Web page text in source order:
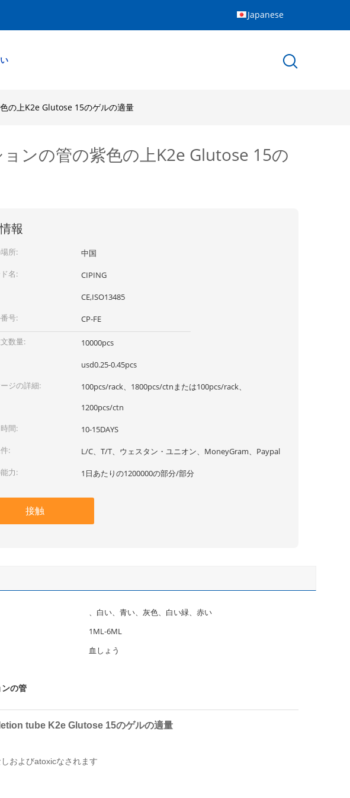
Japanese
の上K2e Glutose 15のゲルの適量
ンの管の紫色の上K2e Glutose 15の
報
所:
中国
名:
CIPING
CE,ISO13485
号:
CP-FE
数量:
10000pcs
usd0.25-0.45pcs
ジの詳細:
100pcs/rack、1800pcs/ctnまたは100pcs/rack、
1200pcs/ctn
間:
10-15DAYS
:
L/C、T/T、ウェスタン・ユニオン、MoneyGram、Paypal
力:
1日あたりの1200000の部分/部分
接触
、白い、青い、灰色、白い緑、赤い
1ML-6ML
血しょう
の管
tube K2e Glutose 15のゲルの適量
およびatoxicなされます